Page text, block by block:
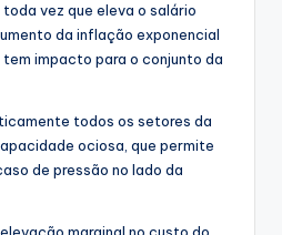
vez que eleva o salário
da inflação exponencial
tem impacto para o conjunto da
todos os setores da
ociosa, que permite
de pressão no lado da